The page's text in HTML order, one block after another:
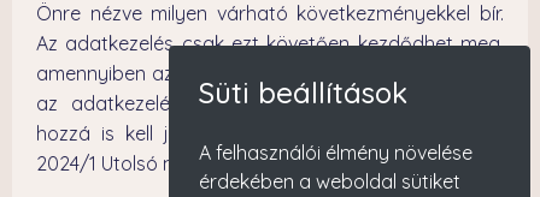
Önre nézve milyen várható következményekkel bír.
Az adatkezelés csak ezt követően kezdődhet meg,
amennyiben az adatkezelés jogalapja hozzájárulás,
az adatkezeléshez a tájékoztatáson felül Önnek
hozzá is kell járulnia. Jelen dokumentum verziója:
2024/1 Utolsó módosítás dátuma: 2024.07.01.
Süti beállítások
A felhasználói élmény növelése
érdekében a weboldal sütiket